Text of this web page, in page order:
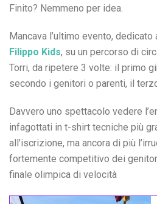
Finito? Nemmeno per idea.
Mancava l’ultimo evento,
Filippo Kids, su un percorso di
Torri, da ripetere 3 volte: il primo
secondo i genitori o parenti, il
Davvero uno spettacolo vedere
infagottati in t-shirt tecniche più
all’iscrizione, ma ancora di più
fortemente competitivo dei
finale olimpica di velocità